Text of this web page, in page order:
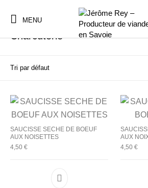
MENU
Accueil / Charcuterie Page 2
Charcuterie
SAUCISSE SECHE DE BOEUF
AUX NOISETTES
4,50 €
AUX
4,50 €